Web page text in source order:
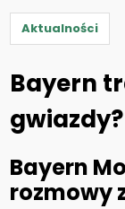
Aktualności
Bayern
Bayern
rozmowy